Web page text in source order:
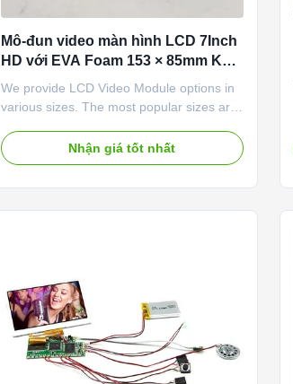
Mô-đun video màn hình LCD 7Inch
HD với EVA Foam 153 × 85mm Khu
vực hiển thị
We provide LCD Video Module options in
various sizes. The most popular sizes are
display, 2.4”, used in Video Business
Cards).LCD screen+LED backlight
Nhận giá tốt nhất